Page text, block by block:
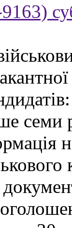
семи